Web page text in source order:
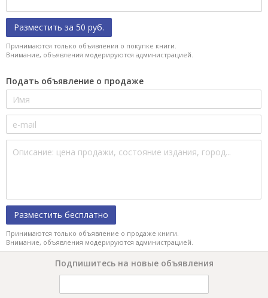
Разместить за 50 руб.
Принимаются только объявления о покупке книги.
Внимание, объявления модерируются администрацией.
Подать объявление о продаже
Разместить бесплатно
Принимаются только объявление о продаже книги.
Внимание, объявления модерируются администрацией.
Подпишитесь на новые объявления